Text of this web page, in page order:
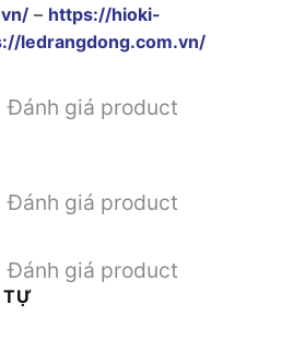
– https://hioki-
ledrangdong.com.vn/
Đánh giá product
Đánh giá product
Đánh giá product
TỰ